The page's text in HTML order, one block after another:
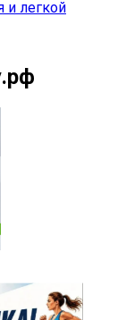
и легкой